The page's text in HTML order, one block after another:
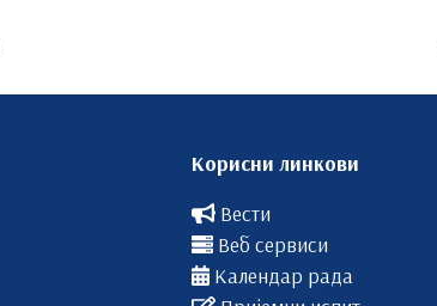
Корисни линкови
Вести
Веб сервиси
Календар рада